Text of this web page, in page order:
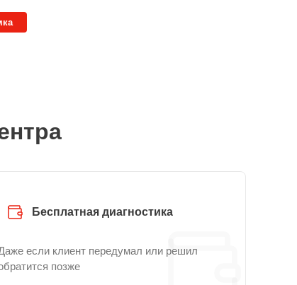
Бесплатная диагностика
если клиент передумал или решил
позже